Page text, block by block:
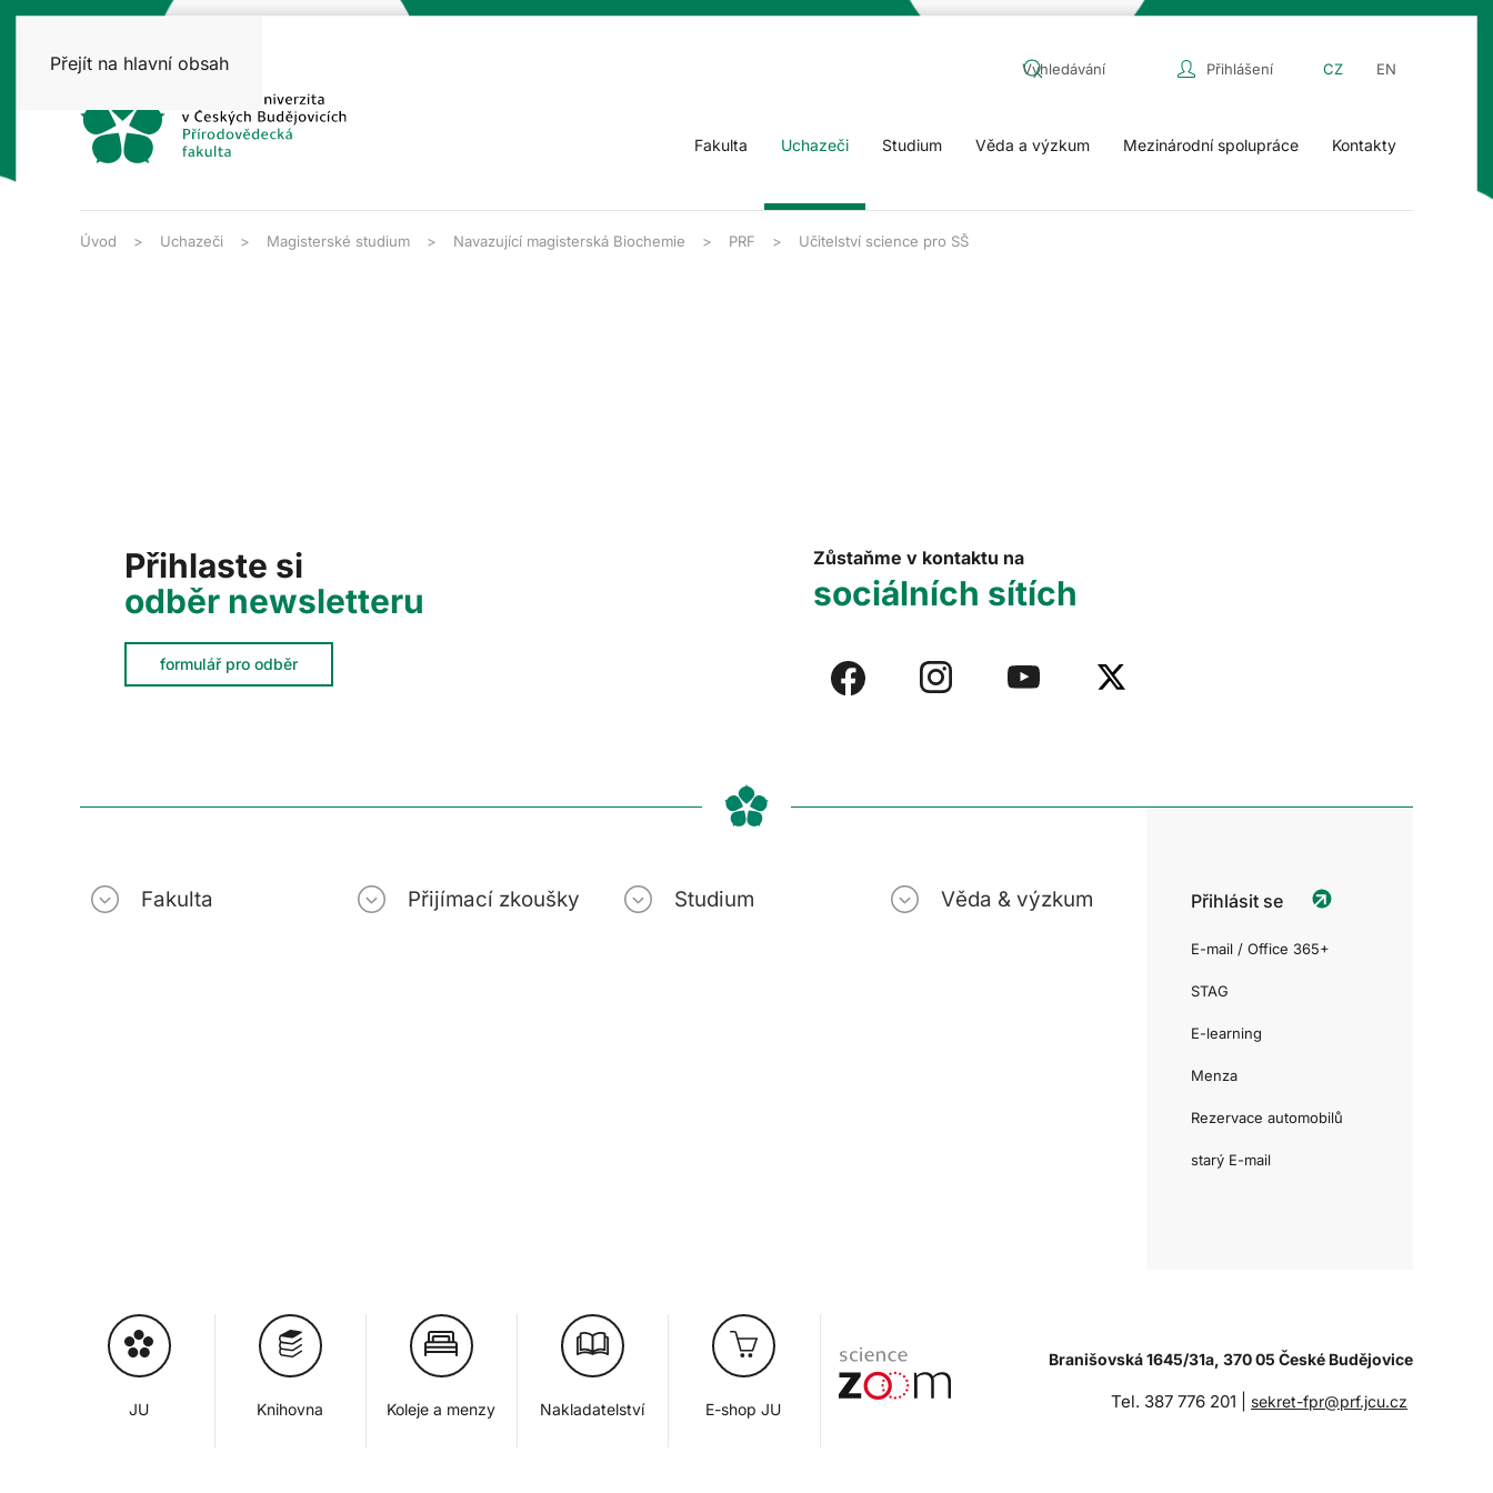
Přejít na hlavní obsah Přihlášení CZ EN
Fakulta Uchazeči Studium Věda a výzkum Mezinárodní spolupráce Kontakty
Úvod Uchazeči Magisterské studium Navazující magisterská Biochemie PRF Učitelství science pro SŠ
Přihlaste si
odběr newsletteru
formulář pro odběr
Zůstaňme v kontaktu na
sociálních sítích
Fakulta Přijímací zkoušky Studium Věda & výzkum Přihlásit se
E-mail / Office 365+
STAG
E-learning
Menza
Rezervace automobilů
starý E-mail
JU Knihovna Koleje a menzy Nakladatelství E-shop JU
Branišovská 1645/31a, 370 05 České Budějovice
Tel. 387 776 201 | sekret-fpr@prf.jcu.cz